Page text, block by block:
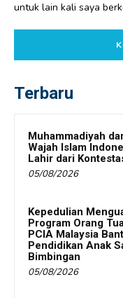
untuk lain kali saya
Terbaru
Muhammadiyah
Wajah Islam
Lahir dari
05/08/2026
Kepedulian
Program Orang
PCIA Malaysia
Pendidikan Anak
Bimbingan
05/08/2026